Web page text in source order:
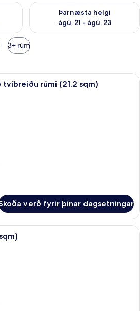
ágú. 14 - ágú. 16
Þarnæsta helgi
ágú. 21 - ágú. 23
Athuga framboð þarnæstu
3+ rúm
Comfort-herbergi með tvíbreiðu
rúmi (21.2 sqm)
verð fyrir þínar dagsetningar
Dúnsængur, öryggishólf í herbergi,